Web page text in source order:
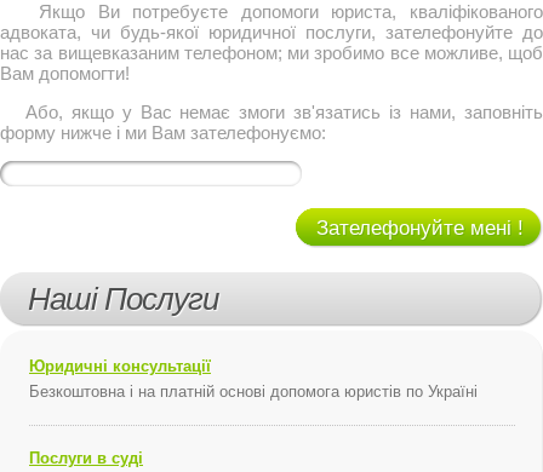
Якщо Ви потребуєте допомоги юриста, кваліфікованого
адвоката, чи будь-якої юридичної послуги, зателефонуйте до
нас за вищевказаним телефоном; ми зробимо все можливе, щоб
Вам допомогти!
Або, якщо у Вас немає змоги зв'язатись із нами, заповніть
форму нижче і ми Вам зателефонуємо:
Зателефонуйте мені !
Наші Послуги
Юридичні консультації
Безкоштовна і на платній основі допомога юристів по Україні
Послуги в суді